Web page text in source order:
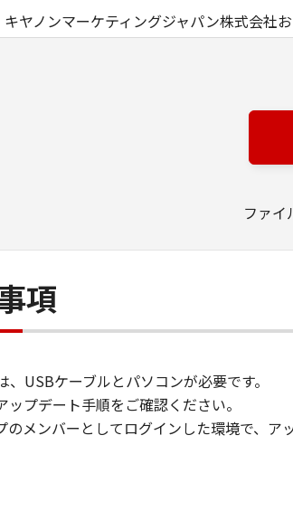
キヤノンマーケティングジャパン株式会社
であること、もしくは有用であること、ま
接的または間接的な損失、損害等について
、日本国政府または該当国の政府より必
ファ
項
USBケーブルとパソコンが必要です。
プデート手順をご確認ください。
メンバーとしてログインした環境で、ア